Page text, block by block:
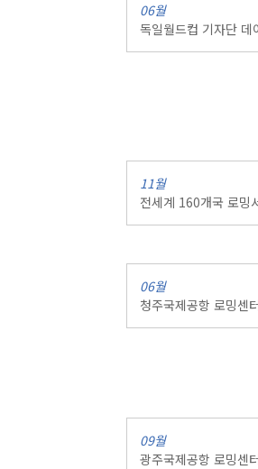
06월
독일월드컵 기자단 데
11월
전세계 160개국 로밍
06월
청주국제공항 로밍센
09월
광주국제공항 로밍센